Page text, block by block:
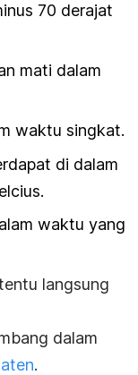
70 derajat
mati dalam
waktu singkat.
di dalam
waktu yang
langsung
dalam
.